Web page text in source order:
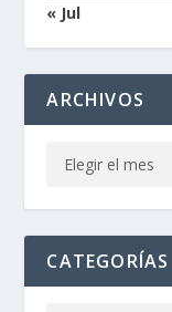
« Jul
ARCHIVOS
CATEGORÍAS